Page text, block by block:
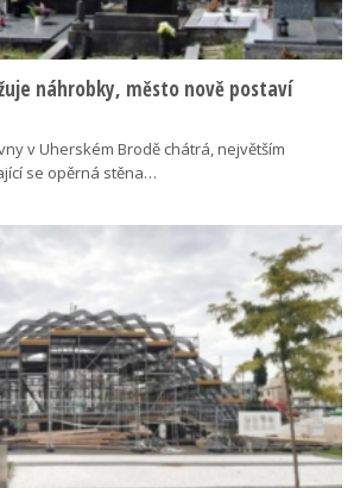
náhrobky, město nově postaví
v Uherském Brodě chátrá, největším
se opěrná stěna…